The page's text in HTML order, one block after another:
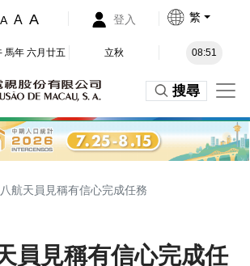
A A A 登入 繁
馬年 六月廿五 立秋 08:51
搜尋
航天員見稱有信心完成任務
員見稱有信心完成任